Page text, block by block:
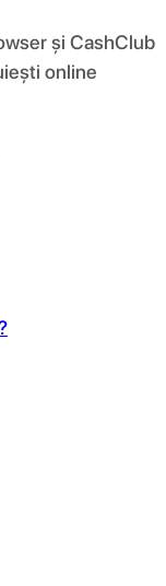
și CashClub
online